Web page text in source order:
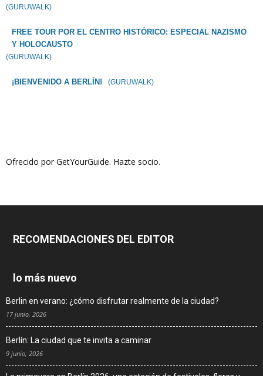
(GURUWALK)
FREE TOUR POR EL CENTRO HISTÓRICO: ESPECIAL NAZISMO
Y HOLOCAUSTO
(GURUWALK)
¡BIENVENIDO A BERLÍN! (GURUWALK)
Ofrecido por GetYourGuide. Hazte socio.
RECOMENDACIONES DEL EDITOR
lo más nuevo
Berlin en verano: ¿cómo disfrutar realmente de la ciudad?
17 junio, 2026
Berlín: La ciudad que te invita a caminar
9 junio, 2026